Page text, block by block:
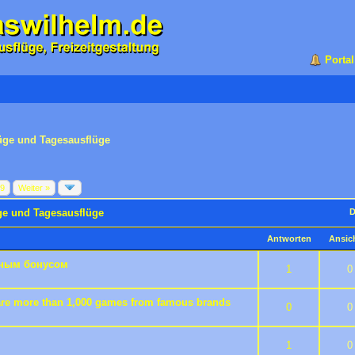
Portal
und Tagesausflüge
Weiter »
und Tagesausflüge
Antworten
бонусом 1 0
durchschnittlich
345
more than 1,000 games from famous brands 0 0
5 durchschnittlich
3 45
1 0
durchschnittlich